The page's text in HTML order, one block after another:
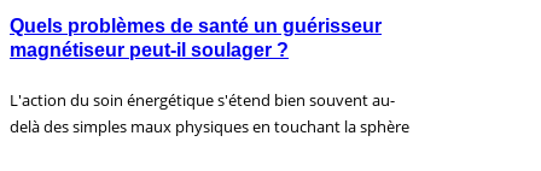
Quels problèmes de santé un guérisseur
magnétiseur peut-il soulager ?
L'action du soin énergétique s'étend bien souvent au-
delà des simples maux physiques en touchant la sphère